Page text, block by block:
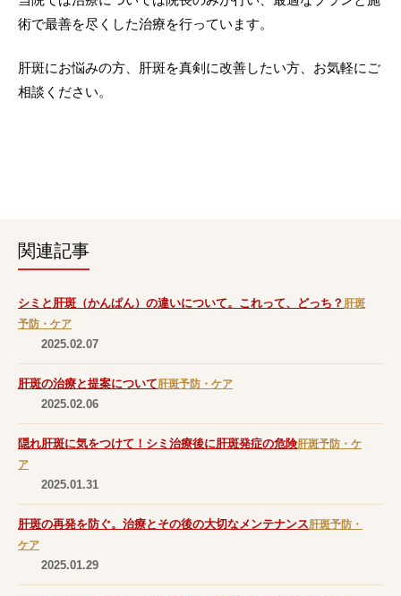
術で最善を尽くした治療を行っています。
肝斑にお悩みの方、肝斑を真剣に改善したい方、お気軽にご
相談ください。
関連記事
シミと肝斑（かんぱん）の違いについて。これって、どっち？ 肝斑
予防・ケア
2025.02.07
肝斑の治療と提案について肝斑予防・ケア
2025.02.06
隠れ肝斑に気をつけて！シミ治療後に肝斑発症の危険肝斑予防・ケ
ア
2025.01.31
肝斑の再発を防ぐ。治療とその後の大切なメンテナンス肝斑予防・
ケア
2025.01.29